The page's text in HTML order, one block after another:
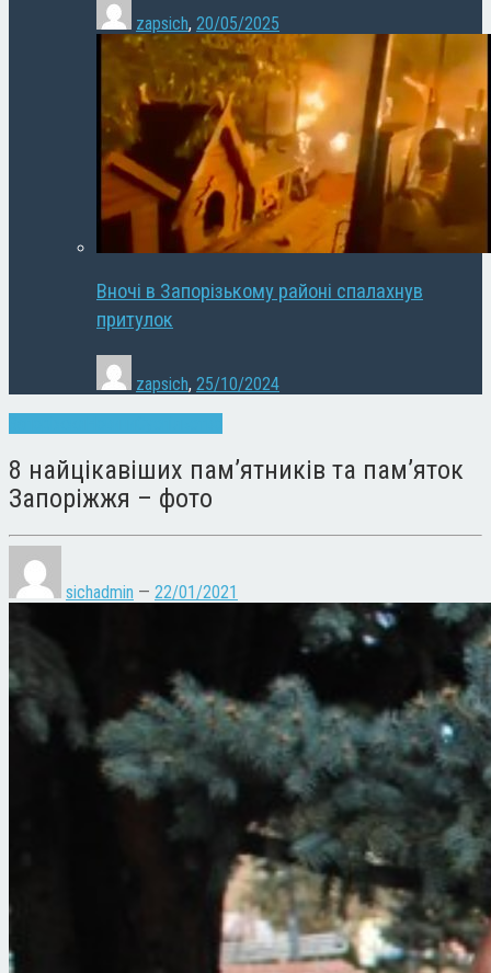
zapsich, 20/05/2025
Вночі в Запорізькому районі спалахнув
притулок
zapsich, 25/10/2024
8 найцікавіших пам’ятників та пам’яток
Запоріжжя – фото
sichadmin — 22/01/2021